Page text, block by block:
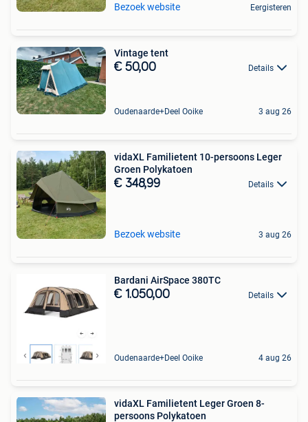
Bezoek website Eergisteren
Vintage tent
€ 50,00 Details
Oudenaarde+Deel Ooike 3 aug 26
vidaXL Familietent 10-persoons Leger
Groen Polykatoen
€ 348,99 Details
Bezoek website 3 aug 26
Bardani AirSpace 380TC
€ 1.050,00 Details
Oudenaarde+Deel Ooike 4 aug 26
vidaXL Familietent Leger Groen 8-
persoons Polykatoen